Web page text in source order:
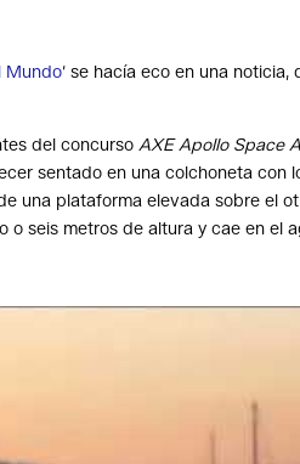
Mundo‘ se hacía eco en una
del concursoAXE Apollo Space
sentado en una colchoneta con
una plataforma elevada sobre el
o seis metros de altura y cae en el